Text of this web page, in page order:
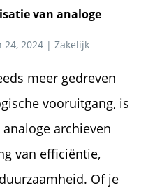
van analoge
24, 2024 |Zakelijk
meer gedreven
vooruitgang, is
archieven
van efficiëntie,
Of je